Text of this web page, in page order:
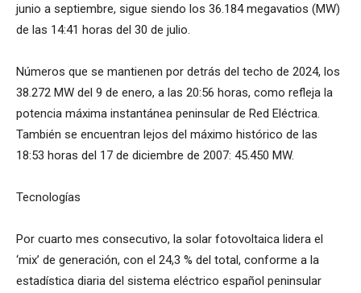
junio a septiembre, sigue siendo los 36.184 megavatios (MW)
de las 14:41 horas del 30 de julio.
Números que se mantienen por detrás del techo de 2024, los
38.272 MW del 9 de enero, a las 20:56 horas, como refleja la
potencia máxima instantánea peninsular de Red Eléctrica.
También se encuentran lejos del máximo histórico de las
18:53 horas del 17 de diciembre de 2007: 45.450 MW.
Tecnologías
Por cuarto mes consecutivo, la solar fotovoltaica lidera el
‘mix’ de generación, con el 24,3 % del total, conforme a la
estadística diaria del sistema eléctrico español peninsular